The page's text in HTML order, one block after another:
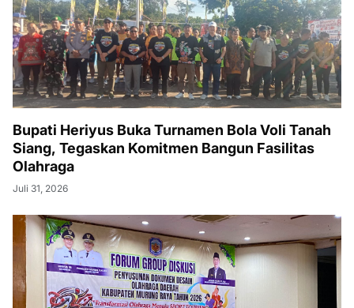
Bupati Heriyus Buka Turnamen Bola Voli Tanah
Siang, Tegaskan Komitmen Bangun Fasilitas
Olahraga
Juli 31, 2026